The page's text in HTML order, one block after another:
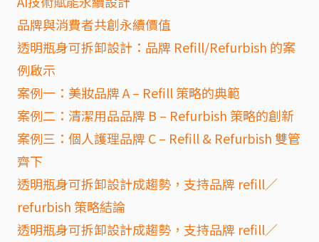
品牌與消費者共創永續價值
透明瓶身可拆卸設計：品牌 Refill/Refurbish 的案
例啟示
案例一：美妝品牌 A – Refill 策略的典範
案例二：清潔用品品牌 B – Refurbish 策略的創新
案例三：個人護理品牌 C – Refill & Refurbish 雙管
齊下
透明瓶身可拆卸設計成趨勢，支持品牌 refill／
refurbish 策略結論
透明瓶身可拆卸設計成趨勢，支持品牌 refill／